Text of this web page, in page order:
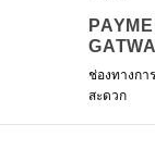
ช่องทางกา
สะดวก